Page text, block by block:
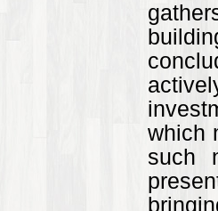
which
such